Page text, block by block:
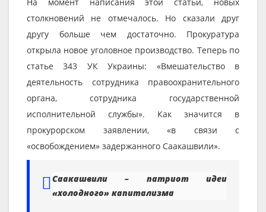
столкновений не отмечалось. Но сказали друг
другу больше чем достаточно. Прокуратура
открыла новое уголовное производство. Теперь по
статье 343 УК Украины: «Вмешательство в
деятельность сотрудника правоохранительного
органа, сотрудника государственной
исполнительной службы». Как значится в
прокурорском заявлении, «в связи с
«освобождением» задержанного Саакашвили».
Саакашвили – патриот идеи
«холодного» капитализма